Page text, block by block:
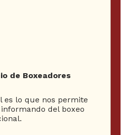
1
de Boxeadores
es lo que nos permite
del boxeo